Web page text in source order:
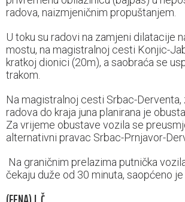
radova, naizmjeničnim propuštanjem.
U toku su radovi na zamjeni dilatacije
mostu, na magistralnoj cesti Konjic-
kratkoj dionici (20m), a saobraća se
trakom.
Na magistralnoj cesti Srbac-Derventa,
radova do kraja juna planirana je
Za vrijeme obustave vozila se
alternativni pravac Srbac-Prnjavor-
Na graničnim prelazima putnička
čekaju duže od 30 minuta, saopćeno